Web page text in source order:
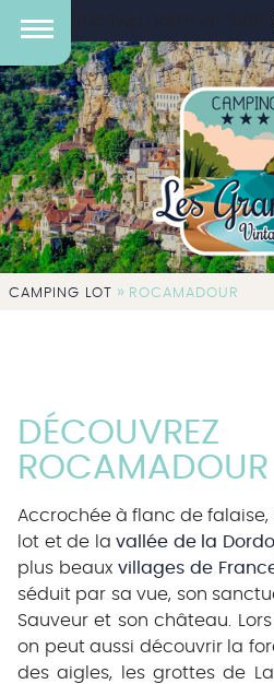
CAMPING LOT » ROCAMADOUR
DÉCOUVREZ
ROCAMADOUR
Accrochée à flanc de
lot et de la vallée de la
plus beaux villages de
séduit par sa vue, son
Sauveur et son château.
on peut aussi découvrir la
des aigles, les grottes de